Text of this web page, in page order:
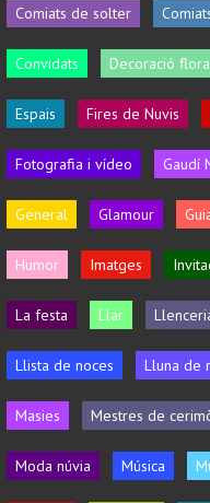
Comiats de solter
Convidats Decoració
Espais Fires de Nuvis
Fotografia i vídeo Gaudí
General Glamour
Humor Imatges
La festa Llar
Llista de noces Lluna de
Masies Mestres de
Moda núvia Música